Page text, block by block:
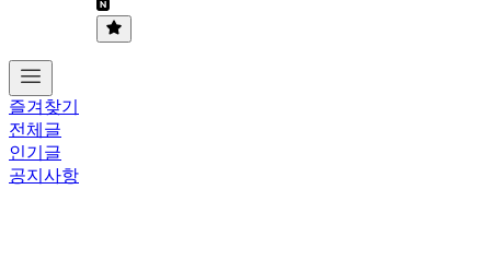
즐겨찾기
전체글
인기글
공지사항